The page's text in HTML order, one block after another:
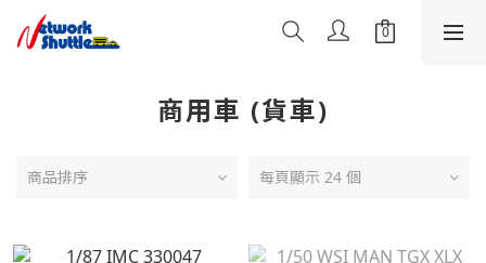
商用車 (貨車)
商品排序 每頁顯示 24 個